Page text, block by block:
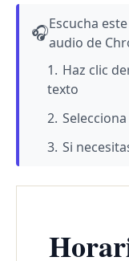
🎧Escucha
audio de
Haz clic
texto
Si